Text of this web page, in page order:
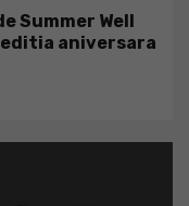
Summer Well
aniversara